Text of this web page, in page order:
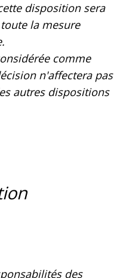
disposition sera
la mesure
comme
n'affectera pas
autres dispositions
des